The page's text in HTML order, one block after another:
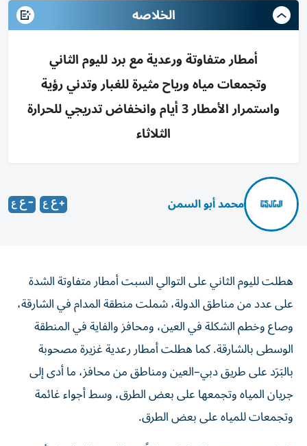
الخلاصه
أمطار متفاوتة ورعدية مع برد لليوم الثاني
وتجمعات مياه ورياح مثيرة للغبار وتدني رؤية
واستمرار الأمطار 3 أيام وانخفاض تدريجي للحرارة
الثلاثاء
محمد أبو السمن
هطلت لليوم الثاني على التوالي السبت أمطار متفاوتة الشدة
على عدد من مناطق الدولة، شملت منطقة المدام في الشارقة،
وصاع وخطم الشكلة في العين، ومحافز والفاية في المنطقة
الوسطى بالشارقة. كما هطلت أمطار رعدية غزيرة مصحوبة
بالبَرَد على طريق دبي–العين ومناطق من محافز، ما أدى إلى
جريان المياه وتجمعها على بعض الطرق، وسط أجواء غائمة
وتجمعات للمياه على بعض الطرق.